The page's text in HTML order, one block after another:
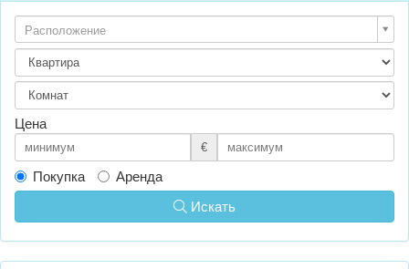
Расположение
Цена
€
Покупка
Аренда
Искать